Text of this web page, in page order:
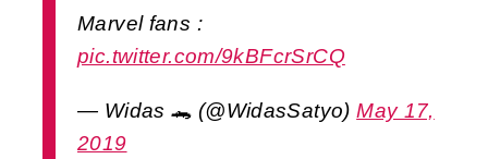
Marvel fans :
pic.twitter.com/9kBFcrSrCQ
— Widas 🐊 (@WidasSatyo)May 17,
2019